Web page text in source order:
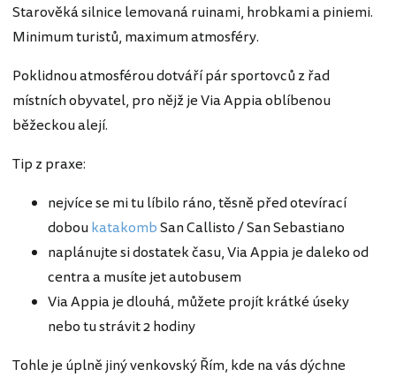
Starověká silnice lemovaná ruinami, hrobkami a piniemi.
Minimum turistů, maximum atmosféry.
Poklidnou atmosférou dotváří pár sportovců z řad
místních obyvatel, pro nějž je Via Appia oblíbenou
běžeckou alejí.
Tip z praxe:
nejvíce se mi tu líbilo ráno, těsně před otevírací
doboukatakombSan Callisto / San Sebastiano
naplánujte si dostatek času, Via Appia je daleko od
centra a musíte jet autobusem
Via Appia je dlouhá, můžete projít krátké úseky
nebo tu strávit 2 hodiny
Tohle je úplně jiný venkovský Řím, kde na vás dýchne